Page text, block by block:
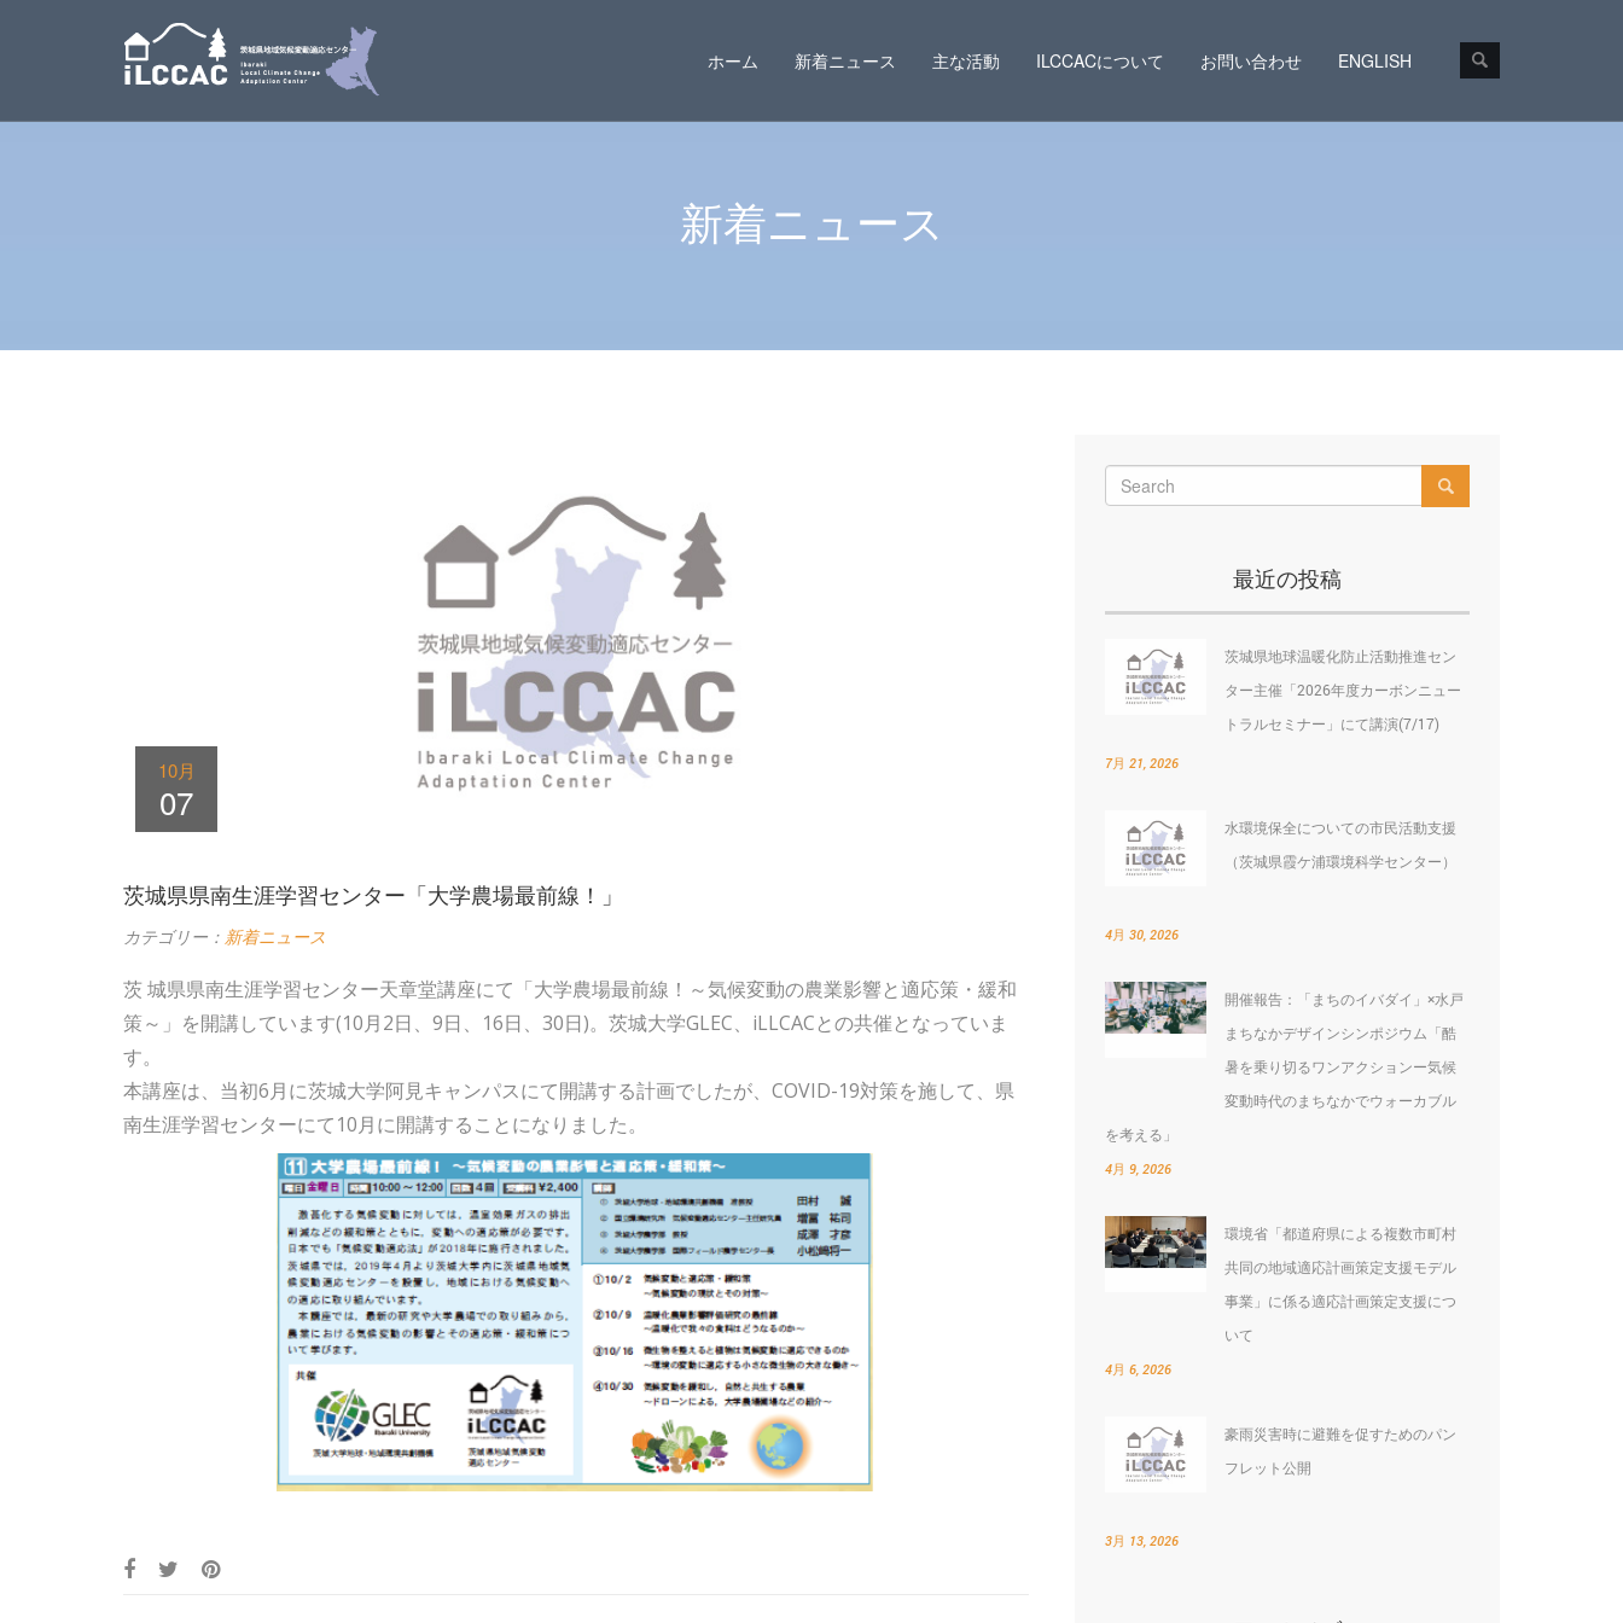
ホーム 新着ニュース 主な活動 ILCCACについて お問い合わせ ENGLISH
新着ニュース
10月
07
茨城県県南生涯学習センター「大学農場最前線！」
カテゴリー： 新着ニュース
茨 城県県南生涯学習センター天章堂講座にて「大学農場最前線！～気候変動の農業影響と適応策・緩和
策～」を開講しています(10月2日、9日、16日、30日)。茨城大学GLEC、iLLCACとの共催となっていま
す。
本講座は、当初6月に茨城大学阿見キャンパスにて開講する計画でしたが、COVID-19対策を施して、県
南生涯学習センターにて10月に開講することになりました。
最近の投稿
茨城県地球温暖化防止活動推進セン
ター主催「2026年度カーボンニュー
トラルセミナー」にて講演(7/17)
7月 21, 2026
水環境保全についての市民活動支援
（茨城県霞ケ浦環境科学センター）
4月 30, 2026
開催報告：「まちのイバダイ」×水戸
まちなかデザインシンポジウム「酷
暑を乗り切るワンアクションー気候
変動時代のまちなかでウォーカブル
を考える」
4月 9, 2026
環境省「都道府県による複数市町村
共同の地域適応計画策定支援モデル
事業」に係る適応計画策定支援につ
いて
4月 6, 2026
豪雨災害時に避難を促すためのパン
フレット公開
3月 13, 2026